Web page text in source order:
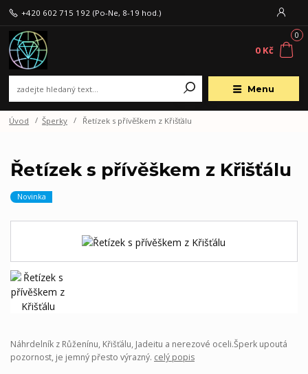
Menu
+420 602 715 192 (Po-Ne, 8-19 hod.)
0
0 Kč
Úvod Šperky Řetízek s přívěškem z Křišťálu
Řetízek s přívěškem z Křišťálu
Novinka
Náhrdelník z Růženínu, Křišťálu, Jadeitu a nerezové oceli.Šperk upoutá
pozornost, je jemný přesto výrazný. celý popis